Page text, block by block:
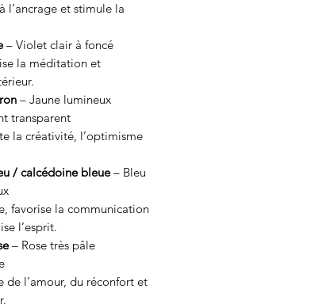
l’ancrage et stimule la
– Violet clair à foncé
la méditation et
– Jaune lumineux
transparent
la créativité, l’optimisme
/ calcédoine bleue– Bleu
favorise la communication
l’esprit.
– Rose très pâle
de l’amour, du réconfort et